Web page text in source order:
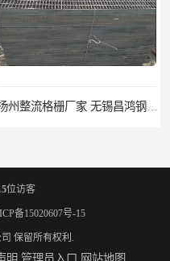
扬州整流格栅厂家 无锡昌鸿钢格板有限公司
位访客
备15020607号-15
保留所有权利.
明 管理员入口 网站地图